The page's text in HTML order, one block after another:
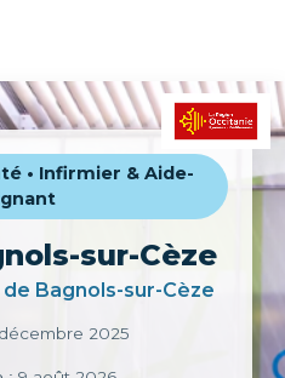
• Infirmier & Aide-
sur-Cèze
Bagnols-sur-Cèze
2025